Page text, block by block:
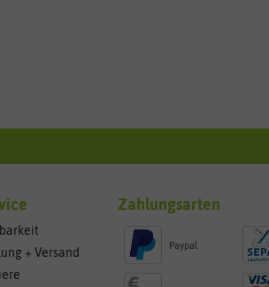
+ Versand
Zahlungsarten
Paypal